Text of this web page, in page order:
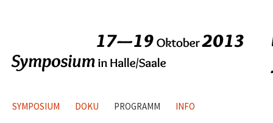
SYMPOSIUM DOKU PROGRAMM INFO